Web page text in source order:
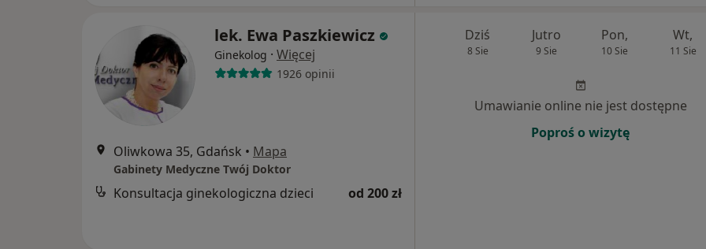
lek. Ewa Paszkiewicz
Ginekolog · Więcej
1926 opinii
Oliwkowa 35, Gdańsk • Mapa
Gabinety Medyczne Twój Doktor
Konsultacja ginekologiczna dzieci od 200 zł
Dziś
8 Sie
Jutro
9 Sie
Pon,
10 Sie
Wt,
11 Sie
Umawianie online nie jest dostępne
Poproś o wizytę